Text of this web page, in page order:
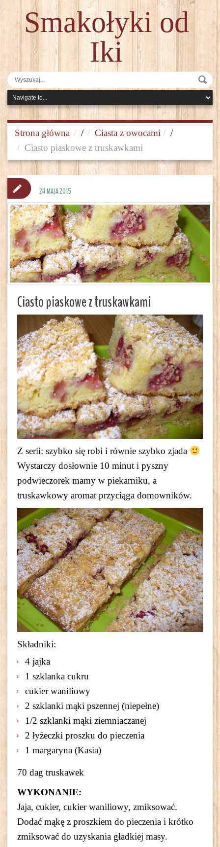
Smakołyki od
Iki
Strona główna / Ciasta z owocami
/
Ciasto piaskowe z truskawkami
Ciasto piaskowe z truskawkami
Z serii: szybko się robi i równie szybko zjada
Wystarczy dosłownie 10 minut i pyszny
podwieczorek mamy w piekarniku, a
truskawkowy aromat przyciąga domowników.
Składniki:
4 jajka
1 szklanka cukru
cukier waniliowy
2 szklanki mąki pszennej (niepełne)
1/2 szklanki mąki ziemniaczanej
2 łyżeczki proszku do pieczenia
1 margaryna (Kasia)
70 dag truskawek
WYKONANIE:
Jaja, cukier, cukier waniliowy, zmiksować.
Dodać mąkę z proszkiem do pieczenia i krótko
zmiksować do uzyskania gładkiej masy.
24 MAJA 2015